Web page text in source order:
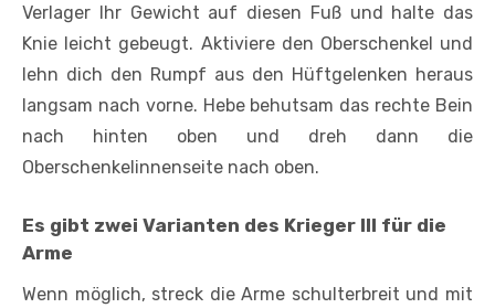
Verlager Ihr Gewicht auf diesen Fuß und halte das
Knie leicht gebeugt. Aktiviere den Oberschenkel und
lehn dich den Rumpf aus den Hüftgelenken heraus
langsam nach vorne. Hebe behutsam das rechte Bein
nach hinten oben und dreh dann die
Oberschenkelinnenseite nach oben.
Es gibt zwei Varianten des Krieger III für die
Arme
Wenn möglich, streck die Arme schulterbreit und mit